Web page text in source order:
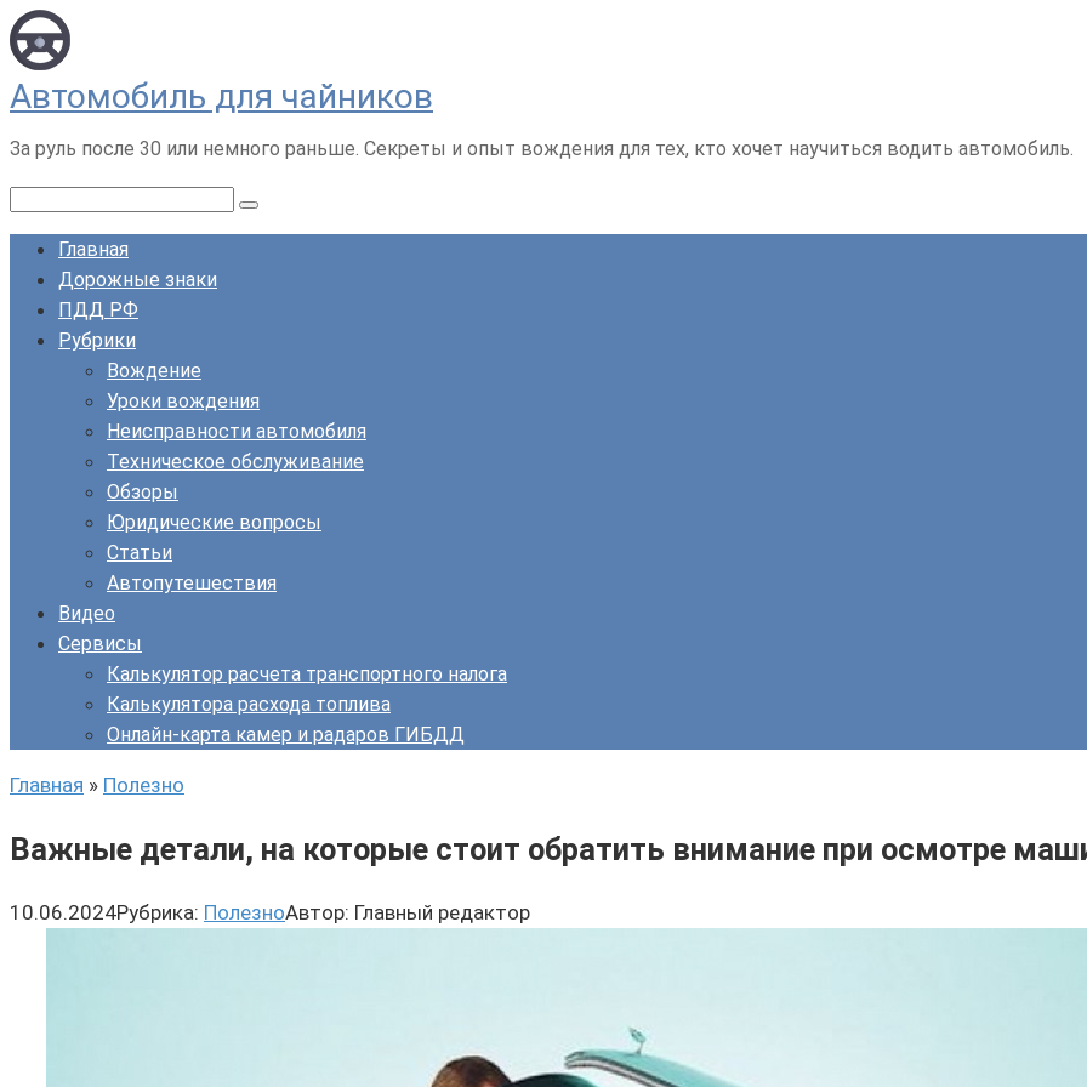
Перейти
к
контенту
Автомобиль для чайников
За руль после 30 или немного раньше. Секреты и опыт вождения для тех, кто хочет научиться водить автомобиль.
Главная
Дорожные знаки
ПДД РФ
Рубрики
Вождение
Уроки вождения
Неисправности автомобиля
Техническое обслуживание
Обзоры
Юридические вопросы
Статьи
Автопутешествия
Видео
Сервисы
Калькулятор расчета транспортного налога
Калькулятора расхода топлива
Онлайн-карта камер и радаров ГИБДД
Главная » Полезно
Важные детали, на которые стоит обратить внимание при осмотре
10.06.2024Рубрика: ПолезноАвтор: Главный редактор